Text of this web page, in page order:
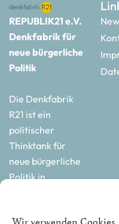
REPUBLIK21 e.V.
Denkfabrik für
neue bürgerliche
Politik
Die Denkfabrik
R21 ist ein
politischer
Thinktank für
neue bürgerliche
Politik in